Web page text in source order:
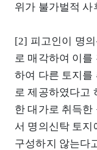
위가 불가벌적 사
[2] 피고인이 명
로 매각하여 이
하여 다른 토지를
로 제공하였다고
한 대가로 취득한
서 명의신탁 토지
구성하지 않는다